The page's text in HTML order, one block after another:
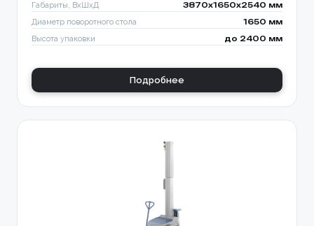
Габариты, ВхШхД 3870х1650х2540 мм
Диаметр поворотного стола 1650 мм
Высота упаковки до 2400 мм
Подробнее